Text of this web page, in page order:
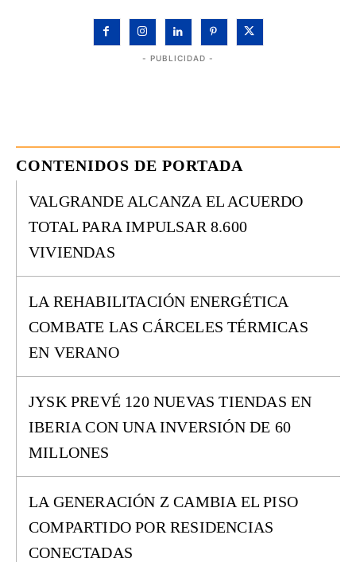
- PUBLICIDAD -
CONTENIDOS DE PORTADA
VALGRANDE ALCANZA EL ACUERDO
TOTAL PARA IMPULSAR 8.600
VIVIENDAS
LA REHABILITACIÓN ENERGÉTICA
COMBATE LAS CÁRCELES TÉRMICAS
EN VERANO
JYSK PREVÉ 120 NUEVAS TIENDAS EN
IBERIA CON UNA INVERSIÓN DE 60
MILLONES
LA GENERACIÓN Z CAMBIA EL PISO
COMPARTIDO POR RESIDENCIAS
CONECTADAS